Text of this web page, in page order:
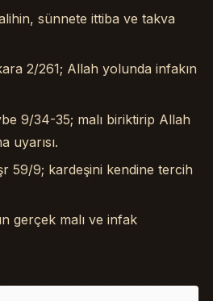
sünnete ittiba ve takva
2/261; Allah yolunda infakın
9/34-35; malı biriktirip Allah
uyarısı.
59/9; kardeşini kendine tercih
gerçek malı ve infak